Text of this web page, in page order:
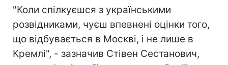
"Коли спілкуєшся з українськими
розвідниками, чуєш впевнені оцінки того,
що відбувається в Москві, і не лише в
Кремлі", - зазначив Стівен Сестанович,